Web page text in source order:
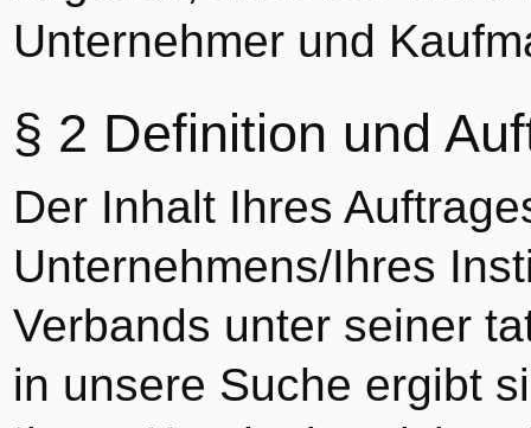
Unternehmer und
Definition und
Der Inhalt Ihres
Unternehmens/Ihres
Verbands unter seiner
in unsere Suche ergibt